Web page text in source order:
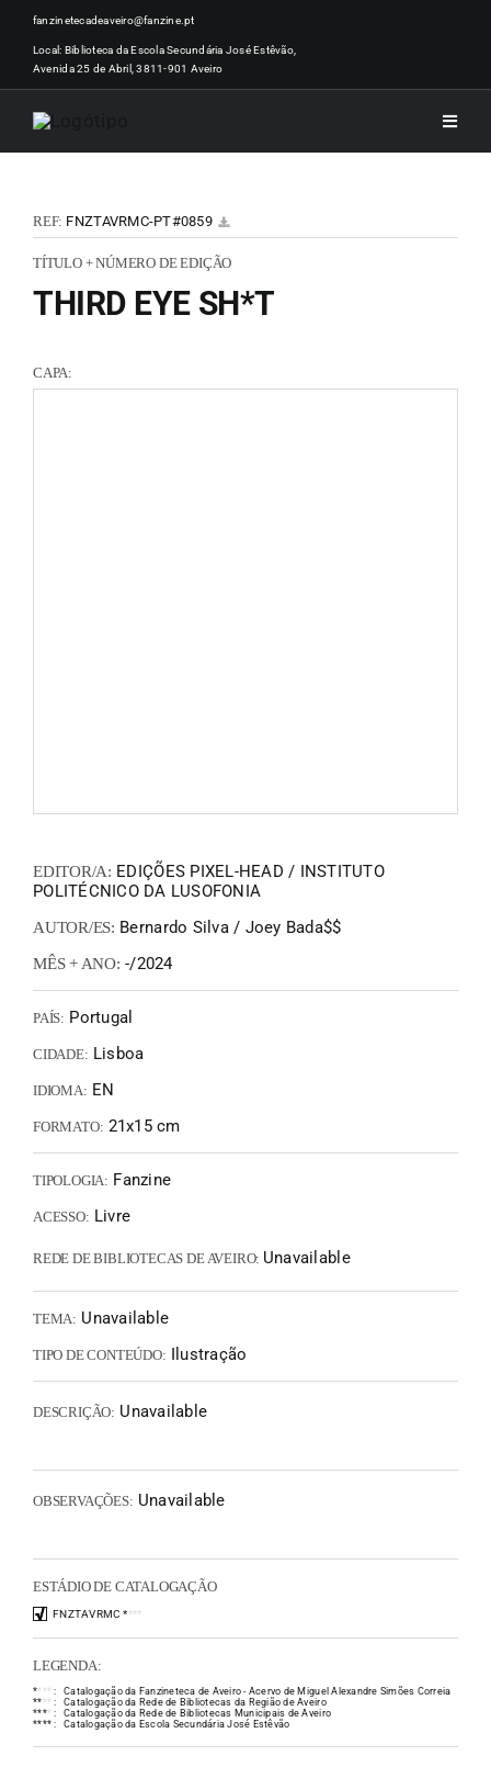
Skip
content
fanzinetecadeaveiro@fanzine.pt
Local: Biblioteca da Escola Secundária José Estêvão,
Avenida 25 de Abril, 3811-901 Aveiro
Toggle
REF: FNZTAVRMC-PT#0859
TÍTULO + NÚMERO DE EDIÇÃO
THIRD EYE SH*T
CAPA:
EDITOR/A: EDIÇÕES PIXEL-HEAD / INSTITUTO
POLITÉCNICO DA LUSOFONIA
AUTOR/ES: Bernardo Silva / Joey Bada$$
MÊS + ANO: -/2024
PAÍS: Portugal
CIDADE: Lisboa
IDIOMA: EN
FORMATO: 21x15 cm
TIPOLOGIA: Fanzine
ACESSO: Livre
REDE DE BIBLIOTECAS DE AVEIRO: Unavailable
TEMA: Unavailable
TIPO DE CONTEÚDO: Ilustração
DESCRIÇÃO: Unavailable
OBSERVAÇÕES: Unavailable
ESTÁDIO DE CATALOGAÇÃO
FNZTAVRMC ****
LEGENDA:
** * * :
Catalogação da Fanzineteca de Aveiro - Acervo de Miguel Alexandre Simões Correia
** * * :
Catalogação da Rede de Bibliotecas da Região de Aveiro
**** :
Catalogação da Rede de Bibliotecas Municipais de Aveiro
**** : Catalogação da Escola Secundária José Estêvão